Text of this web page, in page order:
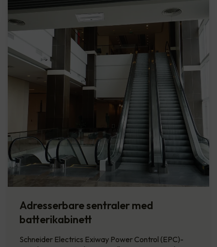
Adresserbare sentraler med
batterikabinett
Schneider Electrics Exiway Power Control (EPC)-